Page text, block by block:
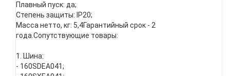
Плавный пуск: да;
Степень защиты: IP20;
Масса нетто, кг: 5,4Гарантийный срок - 2
года.Сопутствующие товары:
1. Шина:
- 160SDEA041;